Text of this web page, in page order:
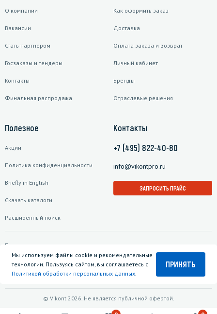
О компании
Вакансии
Стать партнером
Госзаказы и тендеры
Контакты
Финальная распродажа
Как оформить заказ
Доставка
Оплата заказа и возврат
Личный кабинет
Бренды
Отраслевые решения
Полезное
Акции
Политика конфиденциальности
Briefly in English
Скачать каталоги
Расширенный поиск
Контакты
+7 (495) 822-40-80
info@vikontpro.ru
ЗАПРОСИТЬ ПРАЙС
© Vikont 2026. Не является публичной офертой.
Подписаться на рассылку
Мы используем файлы cookie и рекомендательные
технологии. Пользуясь сайтом, вы соглашаетесь с
Политикой обработки персональных данных.
ПРИНЯТЬ